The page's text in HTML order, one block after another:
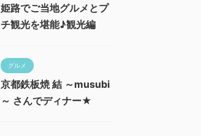
姫路でご当地グルメとプ
チ観光を堪能♪観光編
グルメ
京都鉄板焼 結 ～musubi
～ さんでディナー★